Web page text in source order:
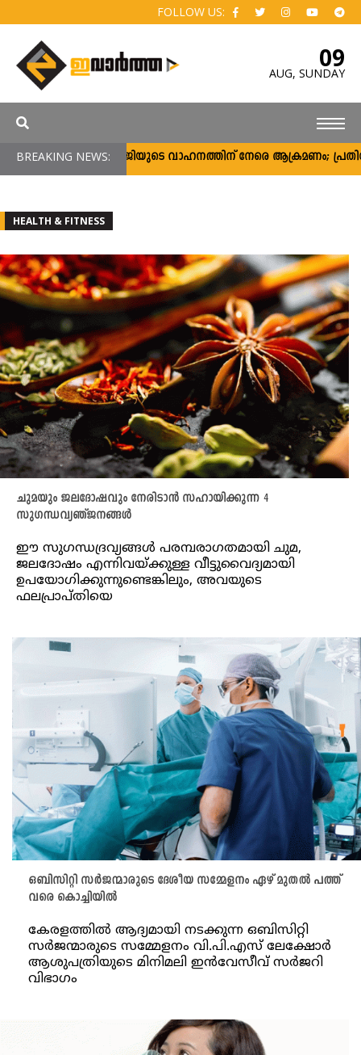
FOLLOW US:
09
AUG, SUNDAY
BREAKING NEWS:
ബാനര്‍ജിയുടെ വാഹനത്തിന് നേരെ ആക്രമണം;
HEALTH & FITNESS
ചുമയും ജലദോഷവും നേരിടാൻ സഹായിക്കുന്ന 4
സുഗന്ധവ്യഞ്ജനങ്ങൾ
ഈ സുഗന്ധദ്രവ്യങ്ങൾ പരമ്പരാഗതമായി ചുമ,
ജലദോഷം എന്നിവയ്ക്കുള്ള വീട്ടുവൈദ്യമായി
ഉപയോഗിക്കുന്നുണ്ടെങ്കിലും, അവയുടെ
ഫലപ്രാപ്തിയെ
ഒബിസിറ്റി സര്‍ജന്മാരുടെ ദേശീയ സമ്മേളനം ഏഴ് മുതല്‍ പത്ത്
വരെ കൊച്ചിയില്‍
കേരളത്തില്‍ ആദ്യമായി നടക്കുന്ന ഒബിസിറ്റി
സര്‍ജന്മാരുടെ സമ്മേളനം വി.പി.എസ് ലേക്ഷോര്‍
ആശുപത്രിയുടെ മിനിമലി ഇന്‍വേസീവ് സര്‍ജറി
വിഭാഗം